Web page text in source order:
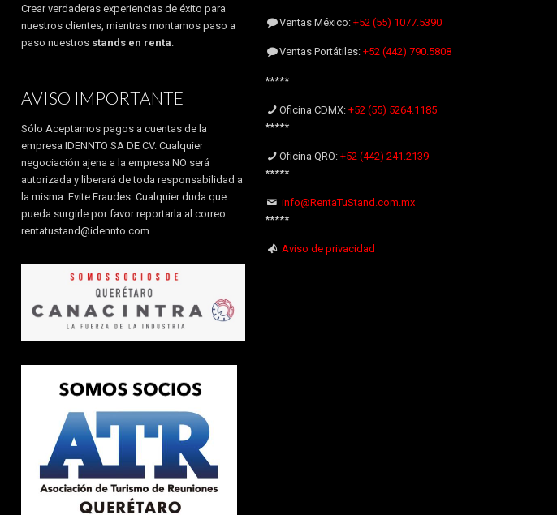
Crear verdaderas experiencias de éxito para
nuestros clientes, mientras montamos paso a
paso nuestros stands en renta
AVISO IMPORTANTE
Sólo Aceptamos pagos a cuentas de la
empresa IDENNTO SA DE CV. Cualquier
negociación ajena a la empresa NO será
autorizada y liberará de toda responsabilidad a
la misma. Evite Fraudes. Cualquier duda que
pueda surgirle por favor reportarla al correo
rentatustand@idennto.com
Ventas México:+52 (55) 1077.5390
Ventas Portátiles:+52 (442) 790.5808
*****
Oficina CDMX:+52 (55) 5264.1185
*****
Oficina QRO:+52 (442) 241.2139
*****
info@RentaTuStand.com.mx
*****
Aviso de privacidad